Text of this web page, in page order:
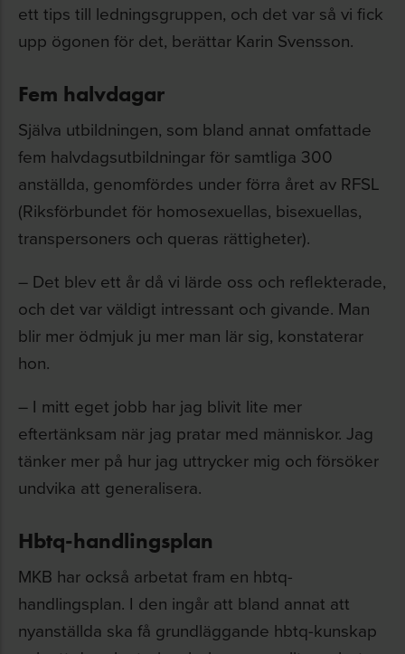
ett tips till ledningsgruppen, och det var så vi fick
upp ögonen för det, berättar Karin Svensson.
Fem halvdagar
Själva utbildningen, som bland annat omfattade
fem halvdagsutbildningar för samtliga 300
anställda, genomfördes under förra året av RFSL
(Riksförbundet för homosexuellas, bisexuellas,
transpersoners och queras rättigheter).
– Det blev ett år då vi lärde oss och reflekterade,
och det var väldigt intressant och givande. Man
blir mer ödmjuk ju mer man lär sig, konstaterar
hon.
– I mitt eget jobb har jag blivit lite mer
eftertänksam när jag pratar med människor. Jag
tänker mer på hur jag uttrycker mig och försöker
undvika att generalisera.
Hbtq-handlingsplan
MKB har också arbetat fram en hbtq-
handlingsplan. I den ingår att bland annat att
nyanställda ska få grundläggande hbtq-kunskap